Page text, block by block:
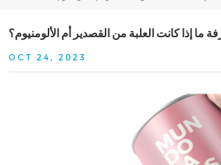
ما إذا كانت العلبة من القصدير أم الألومنيوم؟
OCT 24, 2023